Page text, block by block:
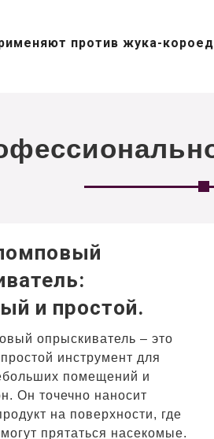
против жука-
и простой.
опрыскиватель – это
инструмент для
помещений и
Он точечно наносит
на поверхности, где
прятаться насекомые.